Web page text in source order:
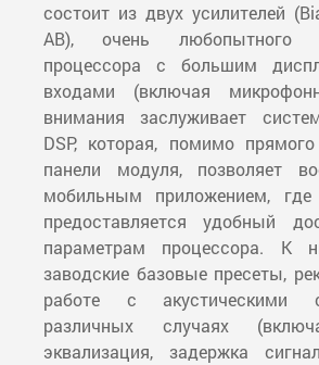
состоит из двух усилителей
AB), очень любопытного
процессора с большим
входами (включая
внимания заслуживает
DSP, которая, помимо
панели модуля, позволяет
мобильным приложением, где
предоставляется удобный
параметрам процессора. К
заводские базовые пресеты,
работе с акустическими
различных случаях
эквализация, задержка